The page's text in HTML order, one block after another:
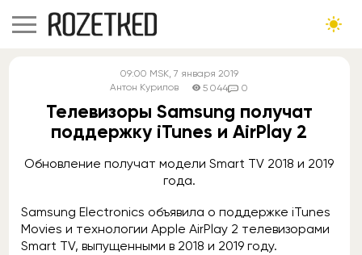
09:00 MSK, 7 января 2019
Антон Курилов
5 044 0
Телевизоры Samsung получат
поддержку iTunes и AirPlay 2
Обновление получат модели Smart TV 2018 и 2019
года.
Samsung Electronics объявила о поддержке iTunes
Movies и технологии Apple AirPlay 2 телевизорами
Smart TV, выпущенными в 2018 и 2019 году.